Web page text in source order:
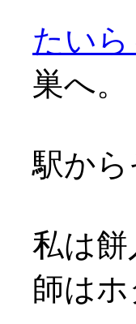
たいら
巣へ。
駅か
私は
師は